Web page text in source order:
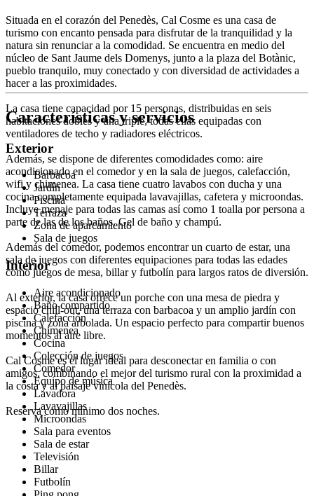
Situada en el corazón del Penedès, Cal Cosme es una casa de
turismo con encanto pensada para disfrutar de la tranquilidad y la
natura sin renunciar a la comodidad. Se encuentra en medio del
núcleo de Sant Jaume dels Domenys, junto a la plaza del Botànic,
pueblo tranquilo, muy conectado y con diversidad de actividades a
hacer a las proximidades.
La casa tiene capacidad por 15 personas, distribuidas en seis
habitaciones dobles y una triple, todas ellas equipadas con
ventiladores de techo y radiadores eléctricos.
Además, se dispone de diferentes comodidades como: aire
acondicionado en el comedor y en la sala de juegos, calefacción,
wifi y chimenea. La casa tiene cuatro lavabos con ducha y una
cocina completamente equipada lavavajillas, cafetera y microondas.
Incluye menaje para todas las camas así como 1 toalla por persona a
parte de las de los baños. Gel de baño y champú.
Además del comedor, podemos encontrar un cuarto de estar, una
sala de juegos con diferentes equipaciones para todas las edades
como juegos de mesa, billar y futbolín para largos ratos de diversión.
Al exterior, la casa ofrece un porche con una mesa de piedra y
espacio chill-out, una terraza con barbacoa y un amplio jardín con
piscina y zona arbolada. Un espacio perfecto para compartir buenos
momentos al aire libre.
Cal Cosme es el lugar ideal para desconectar en familia o con
amigos, combinando el mejor del turismo rural con la proximidad a
la costa y al paisaje vinícola del Penedès.
Reserva como mínimo dos noches.
Características y servicios
Exterior
Barbacoa
Jardín
Piscina
Terraza
Zona de aparcamiento
Sala de juegos
Interior
Aire acondicionado
Baño compartido
Calefacción
Chimenea
Cocina
Colección de juegos
Comedor
Equipo de música
Lavadora
Lavavajillas
Microondas
Sala para eventos
Sala de estar
Televisión
Billar
Futbolín